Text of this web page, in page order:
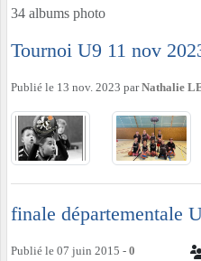
34 albums photo
Tournoi U9 11 nov
Publié le 13 nov. 2023 parNathalie
finale départementale
Publié le 07 juin 2015 - 0